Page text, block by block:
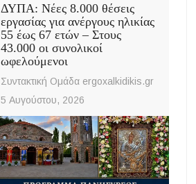
ΔΥΠΑ: Νέες 8.000 θέσεις
εργασίας για ανέργους ηλικίας
55 έως 67 ετών – Στους
43.000 οι συνολικοί
ωφελούμενοι
Συντακτική Ομάδα ergoxalkidikis.gr
5 Αυγούστου, 2026